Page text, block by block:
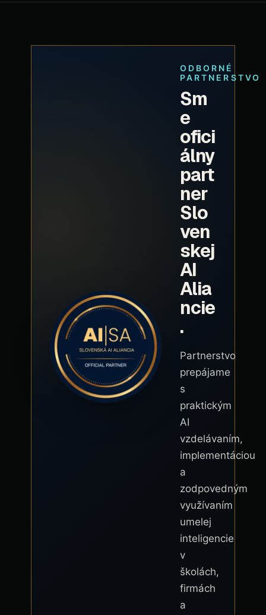
ODBORNÉ
PARTNERSTVO
Sm
e
ofici
álny
part
ner
Slo
ven
skej
AI
Alia
ncie
.
Partnerstvo
prepájame
s
praktickým
AI
vzdelávaním,
implementáciou
a
zodpovedným
využívaním
umelej
inteligencie
v
školách,
firmách
a